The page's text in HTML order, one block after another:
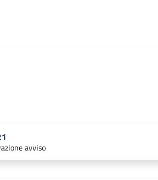
avviso